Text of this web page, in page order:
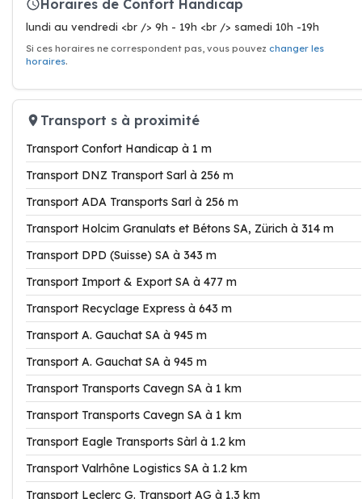
Horaires de Confort Handicap
lundi au vendredi <br /> 9h - 19h <br /> samedi 10h -19h
Si ces horaires ne correspondent pas, vous pouvez changer les
horaires.
Transport s à proximité
Transport Confort Handicap à 1 m
Transport DNZ Transport Sarl à 256 m
Transport ADA Transports Sarl à 256 m
Transport Holcim Granulats et Bétons SA, Zürich à 314 m
Transport DPD (Suisse) SA à 343 m
Transport Import & Export SA à 477 m
Transport Recyclage Express à 643 m
Transport A. Gauchat SA à 945 m
Transport A. Gauchat SA à 945 m
Transport Transports Cavegn SA à 1 km
Transport Transports Cavegn SA à 1 km
Transport Eagle Transports Sàrl à 1.2 km
Transport Valrhône Logistics SA à 1.2 km
Transport Leclerc G. Transport AG à 1.3 km